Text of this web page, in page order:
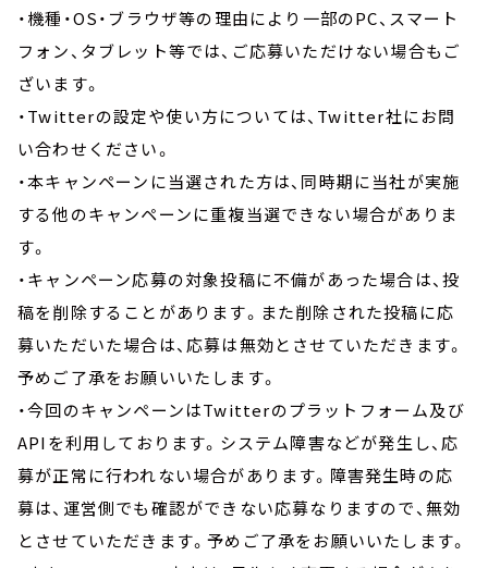
・機種・OS・ブラウザ等の理由により一部のPC、スマート
フォン、タブレット等では、ご応募いただけない場合もご
ざいます。
・Twitterの設定や使い方については、Twitter社にお問
い合わせください。
・本キャンペーンに当選された方は、同時期に当社が実施
する他のキャンペーンに重複当選できない場合がありま
す。
・キャンペーン応募の対象投稿に不備があった場合は、投
稿を削除することがあります。また削除された投稿に応
募いただいた場合は、応募は無効とさせていただきます。
予めご了承をお願いいたします。
・今回のキャンペーンはTwitterのプラットフォーム及び
APIを利用しております。システム障害などが発生し、応
募が正常に行われない場合があります。障害発生時の応
募は、運営側でも確認ができない応募なりますので、無効
とさせていただきます。予めご了承をお願いいたします。